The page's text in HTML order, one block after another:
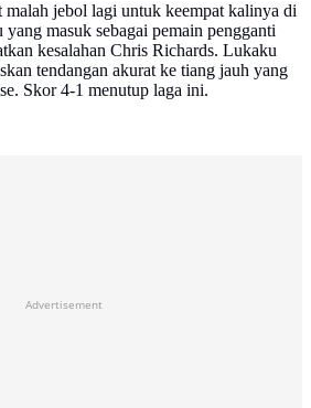
jebol lagi untuk keempat kalinya di
masuk sebagai pemain pengganti
kesalahan Chris Richards. Lukaku
tendangan akurat ke tiang jauh yang
Skor 4-1 menutup laga ini.
Advertisement